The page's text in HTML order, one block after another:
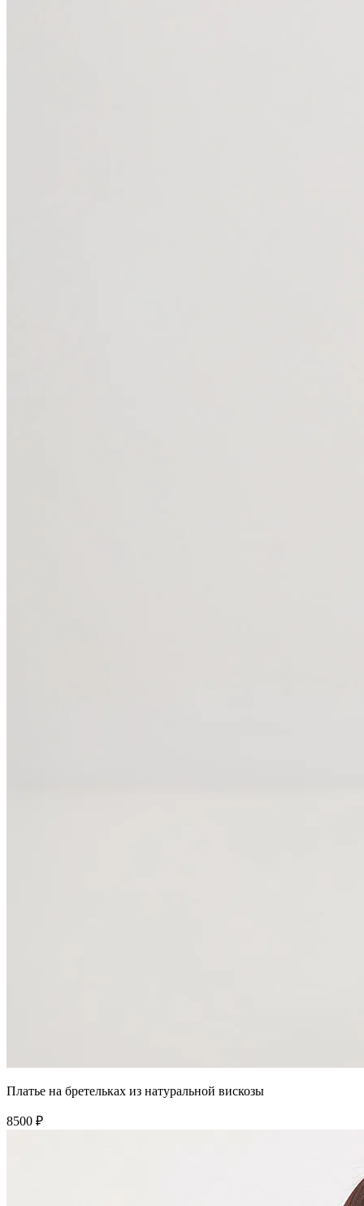
Платье на бретельках из натуральной вискозы
8500 ₽